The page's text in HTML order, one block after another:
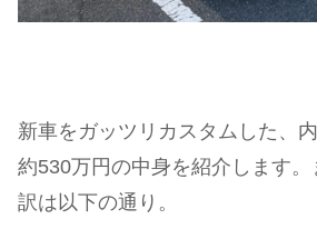
新車をガッツリカスタムした、
約530万円の中身を紹介します
訳は以下の通り。